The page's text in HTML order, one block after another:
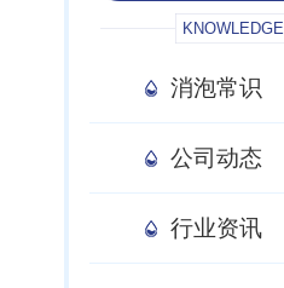
KNOWLEDGE
消泡常识
公司动态
行业资讯